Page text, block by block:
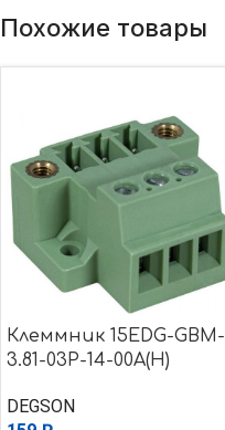
Похожие товары
Клеммник 15EDG-GBM-
3.81-03P-14-00A(H)
DEGSON